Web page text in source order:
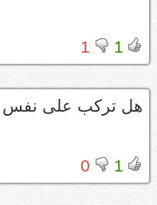
1
1
هل تركب على نفس
1
0